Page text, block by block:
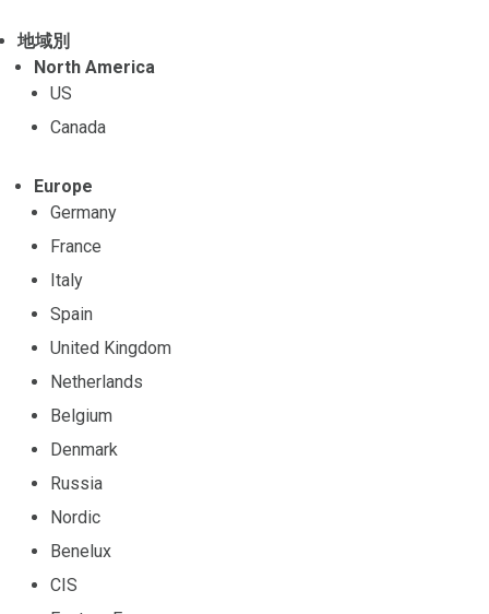
地域別
North America
US
Canada
Europe
Germany
France
Italy
Spain
United Kingdom
Netherlands
Belgium
Denmark
Russia
Nordic
Benelux
CIS